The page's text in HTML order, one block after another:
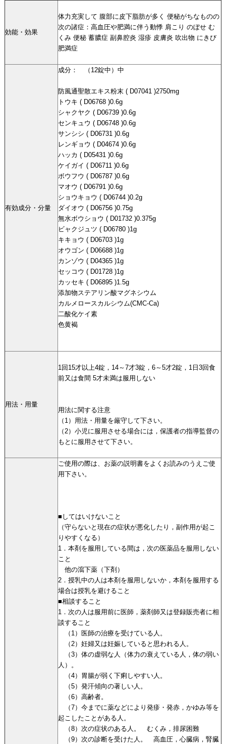
効能・効果
体力充実して 腹部に皮下脂肪が多く 便秘がちなものの
次の諸症：高血圧や肥満に伴う動悸 肩こり のぼせ む
くみ 便秘 蓄膿症 副鼻腔炎 湿疹 皮膚炎 吹出物 にきび
肥満症
有効成分・分量
成分： （12錠中）中
防風通聖散エキス粉末 ( D07041 )2750mg
トウキ ( D06768 )0.6g
シャクヤク ( D06739 )0.6g
センキュウ ( D06748 )0.6g
サンシシ ( D06731 )0.6g
レンギョウ ( D04674 )0.6g
ハッカ ( D05431 )0.6g
ケイガイ ( D06711 )0.6g
ボウフウ ( D06787 )0.6g
マオウ ( D06791 )0.6g
ショウキョウ ( D06744 )0.2g
ダイオウ ( D06756 )0.75g
無水ボウショウ ( D01732 )0.375g
ビャクジュツ ( D06780 )1g
キキョウ ( D06703 )1g
オウゴン ( D06688 )1g
カンゾウ ( D04365 )1g
セッコウ ( D01728 )1g
カッセキ ( D06895 )1.5g
添加物ステアリン酸マグネシウム
カルメロースカルシウム(CMC-Ca)
二酸化ケイ素
色黄褐
用法・用量
1回15才以上4錠，14～7才3錠，6～5才2錠，1日3回食
前又は食間 5才未満は服用しない
用法に関する注意
（1）用法・用量を厳守して下さい。
（2）小児に服用させる場合には，保護者の指導監督の
もとに服用させて下さい。
ご使用の際は、お薬の説明書をよくお読みのうえご使
用下さい。
■してはいけないこと
（守らないと現在の症状が悪化したり，副作用が起こ
りやすくなる）
1．本剤を服用している間は，次の医薬品を服用しない
こと
他の瀉下薬（下剤）
2．授乳中の人は本剤を服用しないか，本剤を服用する
場合は授乳を避けること
■相談すること
1．次の人は服用前に医師，薬剤師又は登録販売者に相
談すること
（1）医師の治療を受けている人。
（2）妊婦又は妊娠していると思われる人。
（3）体の虚弱な人（体力の衰えている人，体の弱い
人）。
（4）胃腸が弱く下痢しやすい人。
（5）発汗傾向の著しい人。
（6）高齢者。
（7）今までに薬などにより発疹・発赤，かゆみ等を
起こしたことがある人。
（8）次の症状のある人。 むくみ，排尿困難
（9）次の診断を受けた人。 高血圧，心臓病，腎臓